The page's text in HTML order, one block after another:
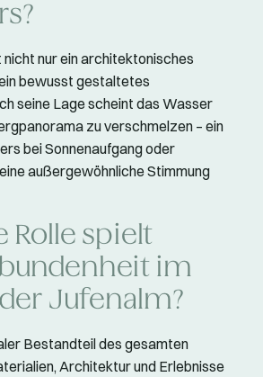
nicht nur ein architektonisches
bewusst gestaltetes
seine Lage scheint das Wasser
zu verschmelzen – ein
bei Sonnenaufgang oder
außergewöhnliche Stimmung
Rolle spielt
im
Jufenalm?
Bestandteil des gesamten
Architektur und Erlebnisse